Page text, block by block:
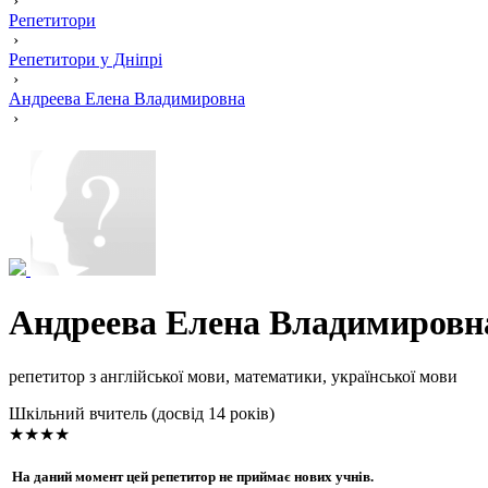
Репетитори
›
Репетитори у Дніпрі
›
Андреева Елена Владимировна
›
Андреева Елена
репетитор з англійської мови, математики, української мови
Шкільний вчитель (досвід 14 років)
★★★★
На даний момент цей репетитор не приймає нових учнів.